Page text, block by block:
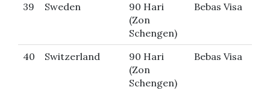
39 Sweden
90 Hari
(Zon
Schengen)
Bebas Visa
40 Switzerland
90 Hari
(Zon
Schengen)
Bebas Visa